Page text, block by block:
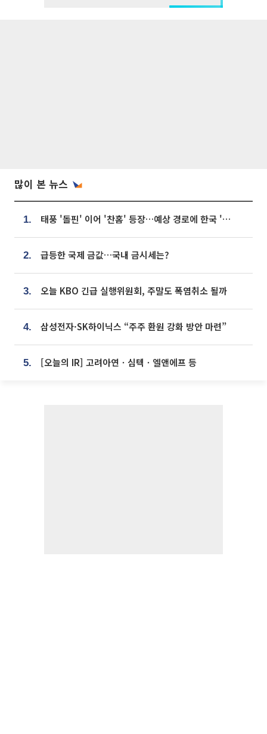
많이 본 뉴스
1. 태풍 '돌핀' 이어 '찬홈' 등장…예상 경로에 한국 '한숨'
2. 급등한 국제 금값…국내 금시세는?
3. 오늘 KBO 긴급 실행위원회, 주말도 폭염취소 될까
4. 삼성전자·SK하이닉스 “주주 환원 강화 방안 마련”
5. [오늘의 IR] 고려아연ㆍ심텍ㆍ엘앤에프 등